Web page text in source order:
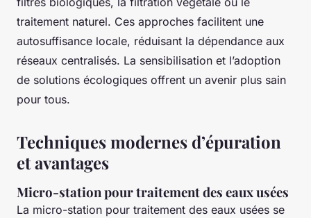
traitement naturel. Ces approches facilitent une
autosuffisance locale, réduisant la dépendance aux
réseaux centralisés. La sensibilisation et l’adoption
de solutions écologiques offrent un avenir plus sain
pour tous.
Techniques modernes d’épuration
et avantages
Micro-station pour traitement des eaux usées
La micro-station pour traitement des eaux usées se